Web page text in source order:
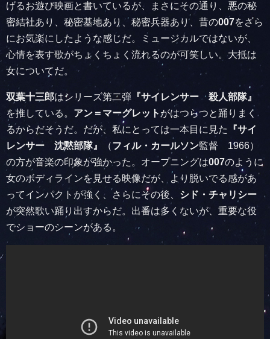
げるお遊び映画と書いているが、まさにその通り、悪の秘
密結社あり、秘密基地あり、秘密兵器あり、昔の007をさら
にお気楽にしたような感じだ。ミュージカルではないが、
心情を表す歌がちょくちょく流れるのが可笑しい。大抵は
女についてだ。
双葉十三郎はシリーズ第二弾 『サイレンサー 殺人部隊』
を推している。 アン＝マーグレット がはつらつと踊りまく
るからだそうだ。だが、私にとっては一本目に見た
『サイ
レンサー 沈黙部隊』
（フィル・カールソン監督 1966）
の方が音楽の印象が強かった。オープニングは007のように
女のボディラインを見せる映像だが、より脱いでる感があ
ってインパクトが強く、さらにその後、 シド・チャリシー
が突然歌い踊り出すからだ。出番は多くないが、重要な役
でショーのシーンがある。